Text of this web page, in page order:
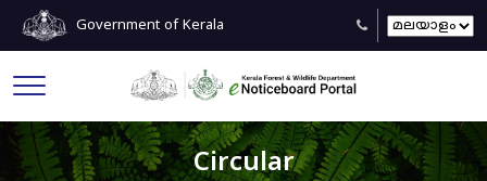
Government of Kerala
Circular